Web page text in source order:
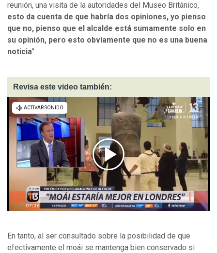
reunión, una visita de la autoridades del Museo Británico,
esto da cuenta de que habría dos opiniones, yo pienso
que no, pienso que el alcalde está sumamente solo en
su opinión, pero esto obviamente que no es una buena
noticia".
Revisa este video también:
En tanto, al ser consultado sobre la posibilidad de que
efectivamente el moái se mantenga bien conservado si